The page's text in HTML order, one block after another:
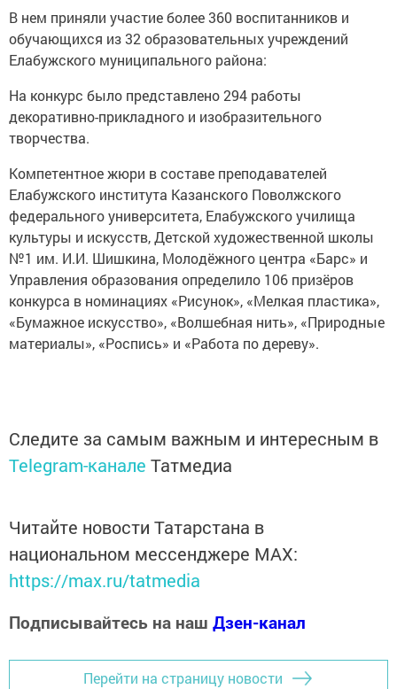
В нем приняли участие более 360 воспитанников и
обучающихся из 32 образовательных учреждений
Елабужского муниципального района:
На конкурс было представлено 294 работы
декоративно-прикладного и изобразительного
творчества.
Компетентное жюри в составе преподавателей
Елабужского института Казанского Поволжского
федерального университета, Елабужского училища
культуры и искусств, Детской художественной школы
№1 им. И.И. Шишкина, Молодёжного центра «Барс» и
Управления образования определило 106 призёров
конкурса в номинациях «Рисунок», «Мелкая пластика»,
«Бумажное искусство», «Волшебная нить», «Природные
материалы», «Роспись» и «Работа по дереву».
Следите за самым важным и интересным в
Telegram-канале Татмедиа
Читайте новости Татарстана в
национальном мессенджере MАХ:
https://max.ru/tatmedia
Подписывайтесь на наш Дзен-канал
Перейти на страницу новости